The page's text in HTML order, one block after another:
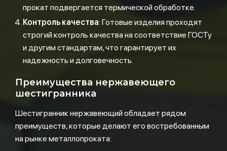
прокат подвергается термической обработке.
Контроль качества: Готовые изделия проходят
строгий контроль качества на соответствие ГОСТу
и другим стандартам, что гарантирует их
надежность и долговечность.
Преимущества нержавеющего
шестигранника
Шестигранник нержавеющий обладает рядом
преимуществ, которые делают его востребованным
на рынке металлопроката: